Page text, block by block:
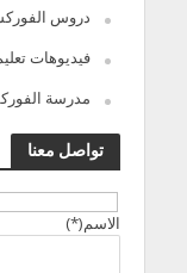
دروس
فيديوهات
مدرسة
تواصل معنا
الاسم(*)